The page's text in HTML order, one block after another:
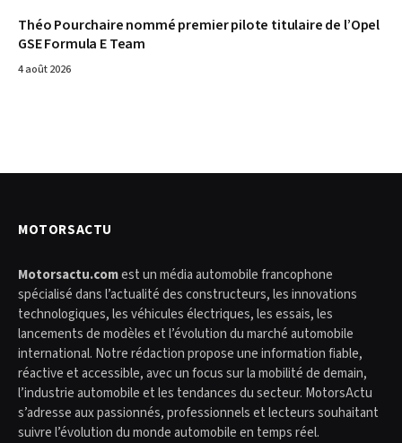
Théo Pourchaire nommé premier pilote titulaire de l’Opel
GSE Formula E Team
4 août 2026
MOTORSACTU
Motorsactu.comest un média automobile francophone
spécialisé dans l’actualité des constructeurs, les innovations
technologiques, les véhicules électriques, les essais, les
lancements de modèles et l’évolution du marché automobile
international. Notre rédaction propose une information fiable,
réactive et accessible, avec un focus sur la mobilité de demain,
l’industrie automobile et les tendances du secteur. MotorsActu
s’adresse aux passionnés, professionnels et lecteurs souhaitant
suivre l’évolution du monde automobile en temps réel.